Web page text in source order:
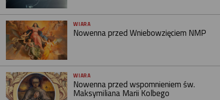
WIARA
Nowenna przed Wniebowzięciem NMP
WIARA
Nowenna przed wspomnieniem św.
Maksymiliana Marii Kolbego